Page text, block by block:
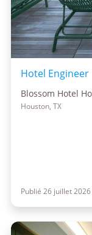
Hotel Engineer
Blossom Hotel
Houston, TX
Publié 26 juillet